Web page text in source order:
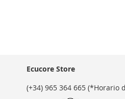
Ecucore Store
(+34) 965 364 665 (*Horario